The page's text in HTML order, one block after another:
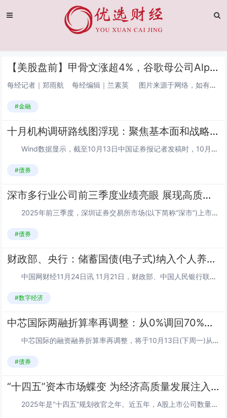
【美股盘前】甲骨文涨超4%，谷歌母公司Alphabet盘前涨超1%；特斯拉盘前涨超2%，马斯克：计划下周就AI和人形机器人召开会议；标普：预计本周美联储和加拿大央行均将降息25个基点
每经记者｜郑雨航 每经编辑｜兰素英 图片来源于网络，如有侵权，请联系删除 ① 【三大期指涨跌不一】道指期货跌0.03%、标普500指数期货...
#金融
十月机构调研路线图浮现：聚焦基本面和战略布局 内需与科技成后市配置焦点
Wind数据显示，截至10月13日中国证券报记者发稿时，10月以来机构总计调研46只个股，容百科技、惠城环保、巨力索具等个股成为机构的“宠儿”，企业的基本面与未来战略规划成为机构调研的重点。从行业分布看，机械设备、汽车、基础化工和电力设...
#债券
深市多行业公司前三季度业绩亮眼 展现高质量发展新动能
2025年前三季度，深圳证券交易所市场(以下简称“深市”)上市公司交出了一份亮眼的成绩单，营收与净利润实现同比、环比双增长，业绩稳中向好的态势愈发明显，充分彰显出中国资本市场核心板块的高质量发展活力，为宏观经济的稳定运行注入了强劲动力。...
#债券
财政部、央行：储蓄国债(电子式)纳入个人养老金产品范围
中国网财经11月24日讯 11月21日，财政部、中国人民银行联合发布《关于储蓄国债(电子式)纳入个人养老金产品范围有关事宜的通知》(以下简称《通知》)，明确自2026年6月起，符合个人养老金业务开办条件的储蓄国债承销团成员，需为在本机构...
#数字经济
中芯国际两融折算率再调整：从0%调回70%，下周一起生效
中芯国际的融资融券折算率再调整，将于10月13日(下周一)从0%调回70%。图片来源于网络，如有侵权，请联系删除 10月10日，申万宏源证券有限公司、申万宏源西部证券有限公司发布的《关于融资融券可充抵保证金证券、标的证券的调整公告...
#债券
“十四五”资本市场蝶变 为经济高质量发展注入活力韧性
2025年是“十四五”规划收官之年。近五年，A股上市公司数量从4100多家增至5400多家，总市值从70万亿元迈上100万亿元，交易所市场股债融资合计达到57.5万亿元，上市公司分红回购金额合计达到10.6万亿元……资本市场实现了量质齐...